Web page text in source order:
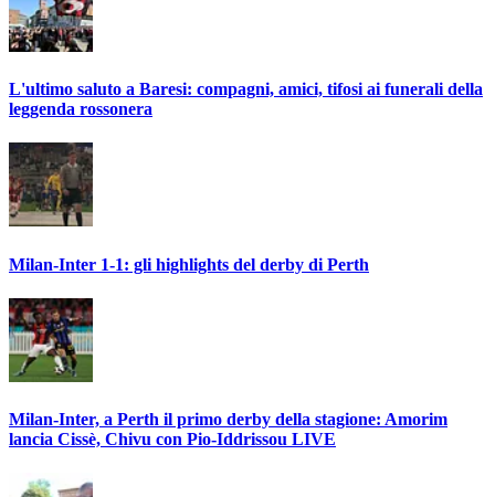
L'ultimo saluto a Baresi: compagni, amici, tifosi ai funerali della
leggenda rossonera
Milan-Inter 1-1: gli highlights del derby di Perth
Milan-Inter, a Perth il primo derby della stagione: Amorim
lancia Cissè, Chivu con Pio-Iddrissou LIVE